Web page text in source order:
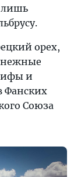
орех,
и
Фанских
Союза